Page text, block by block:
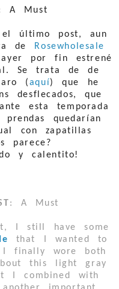
A Must
último post, aun
de Rosewholesale
por fin estrené
Se trata de de
(aquí) que he
desflecados, que
esta temporada
quedarían
con zapatillas
parece?
y calentito!
: A Must
I still have some
that I wanted to
I finally wore both
this light gray
I combined with